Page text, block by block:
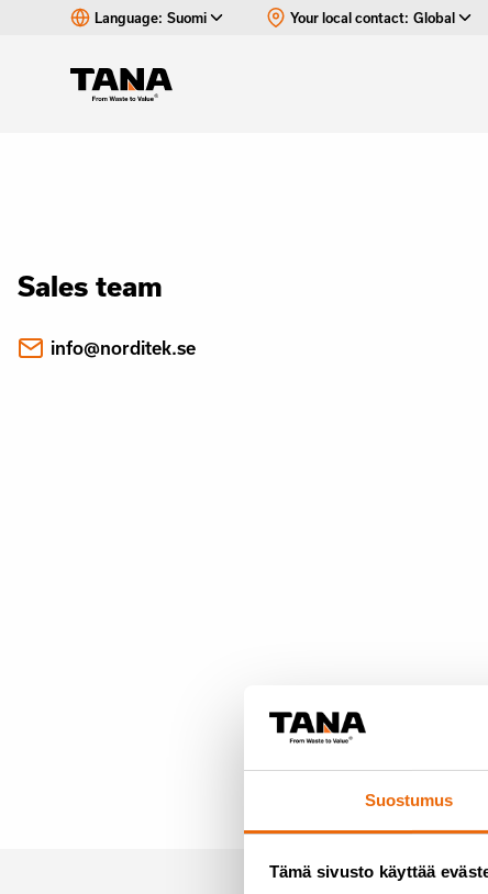
Suostumus
Tämä sivusto käyttää
Language: Suomi Your local contact: Global
Sales team
info@norditek.se